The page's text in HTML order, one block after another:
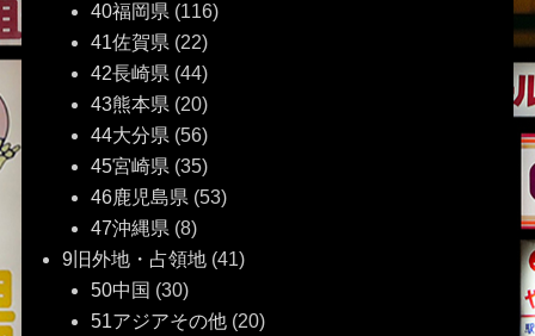
40福岡県 (116)
41佐賀県 (22)
42長崎県 (44)
43熊本県 (20)
44大分県 (56)
45宮崎県 (35)
46鹿児島県 (53)
47沖縄県 (8)
9旧外地・占領地(41)
50中国 (30)
51アジアその他(20)